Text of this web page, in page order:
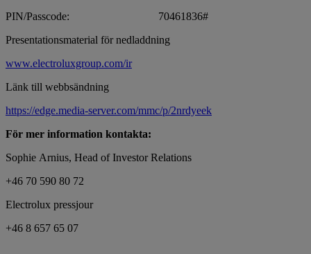
PIN/Passcode: 70461836#
Presentationsmaterial för nedladdning
www.electroluxgroup.com/ir
Länk till webbsändning
https://edge.media-server.com/mmc/p/2nrdyeek
För mer information kontakta:
Sophie Arnius, Head of Investor Relations
+46 70 590 80 72
Electrolux pressjour
+46 8 657 65 07